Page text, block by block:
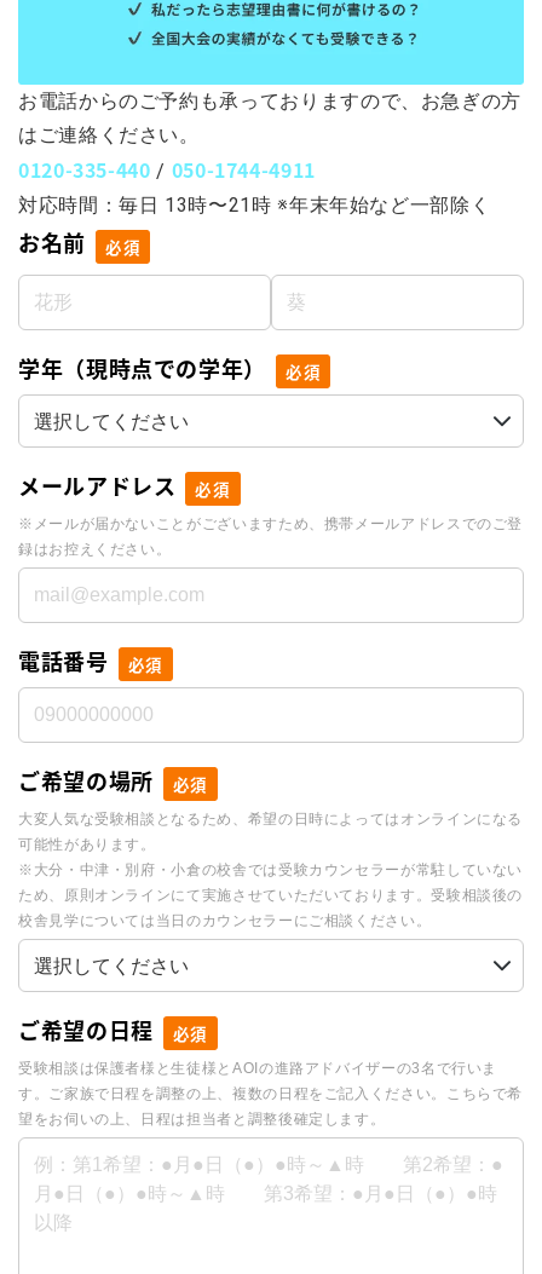
お電話からのご予約も承っておりますので、お急ぎの方
はご連絡ください。
0120-335-440 / 050-1744-4911
対応時間：毎日 13時〜21時 ※年末年始など一部除く
お名前 必須
学年（現時点での学年） 必須
メールアドレス 必須
※メールが届かないことがございますため、携帯メールアドレスでのご登
録はお控えください。
電話番号 必須
ご希望の場所 必須
大変人気な受験相談となるため、希望の日時によってはオンラインになる
可能性があります。
※大分・中津・別府・小倉の校舎では受験カウンセラーが常駐していない
ため、原則オンラインにて実施させていただいております。受験相談後の
校舎見学については当日のカウンセラーにご相談ください。
ご希望の日程 必須
受験相談は保護者様と生徒様とAOIの進路アドバイザーの3名で行いま
す。ご家族で日程を調整の上、複数の日程をご記入ください。こちらで希
望をお伺いの上、日程は担当者と調整後確定します。